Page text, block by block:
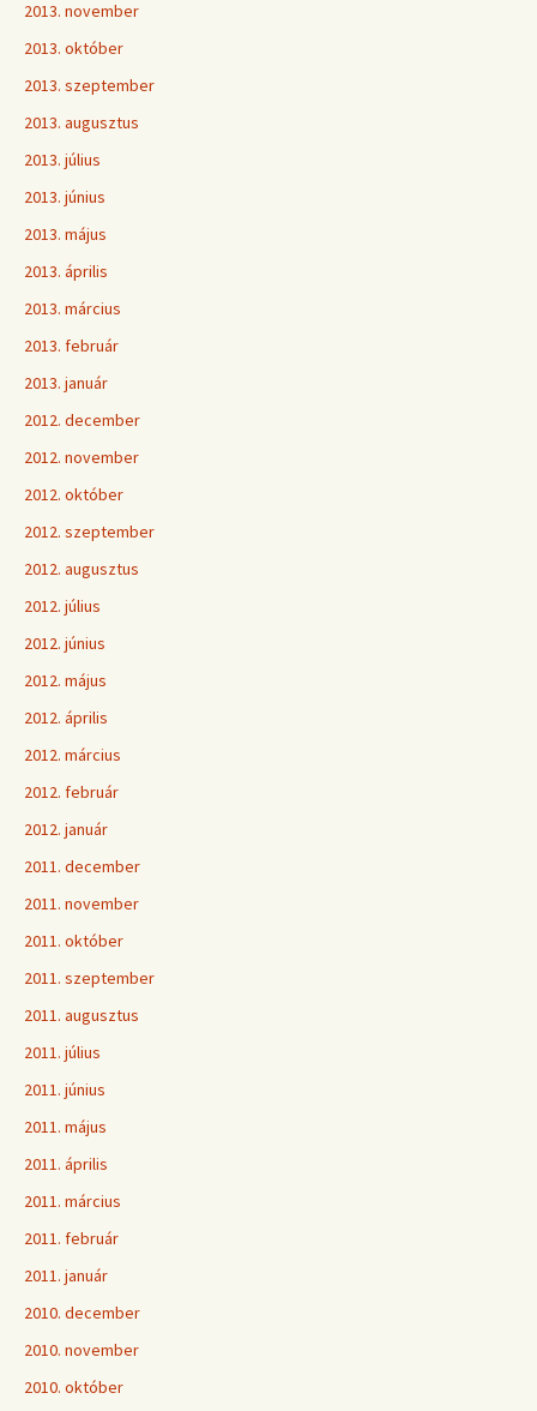
2013. november
2013. október
2013. szeptember
2013. augusztus
2013. július
2013. június
2013. május
2013. április
2013. március
2013. február
2013. január
2012. december
2012. november
2012. október
2012. szeptember
2012. augusztus
2012. július
2012. június
2012. május
2012. április
2012. március
2012. február
2012. január
2011. december
2011. november
2011. október
2011. szeptember
2011. augusztus
2011. július
2011. június
2011. május
2011. április
2011. március
2011. február
2011. január
2010. december
2010. november
2010. október